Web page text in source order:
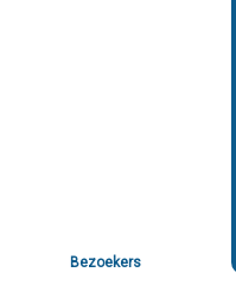
Bezoekers